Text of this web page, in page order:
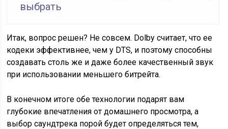
выбрать
Итак, вопрос решен? Не совсем. Dolby считает, что ее
кодеки эффективнее, чем у DTS, и поэтому способны
создавать столь же и даже более качественный звук
при использовании меньшего битрейта.
В конечном итоге обе технологии подарят вам
глубокие впечатления от домашнего просмотра, а
выбор саундтрека порой будет определяться тем,